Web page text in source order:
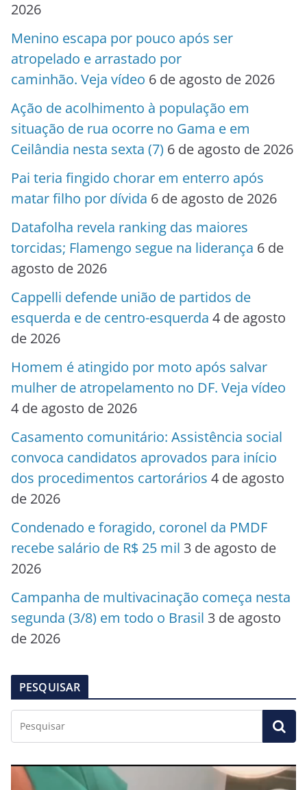
2026
Menino escapa por pouco após ser
atropelado e arrastado por
caminhão. Veja vídeo 6 de agosto de 2026
Ação de acolhimento à população em
situação de rua ocorre no Gama e em
Ceilândia nesta sexta (7) 6 de agosto de 2026
Pai teria fingido chorar em enterro após
matar filho por dívida 6 de agosto de 2026
Datafolha revela ranking das maiores
torcidas; Flamengo segue na liderança 6 de
agosto de 2026
Cappelli defende união de partidos de
esquerda e de centro-esquerda 4 de agosto
de 2026
Homem é atingido por moto após salvar
mulher de atropelamento no DF. Veja vídeo
4 de agosto de 2026
Casamento comunitário: Assistência social
convoca candidatos aprovados para início
dos procedimentos cartorários 4 de agosto
de 2026
Condenado e foragido, coronel da PMDF
recebe salário de R$ 25 mil 3 de agosto de
2026
Campanha de multivacinação começa nesta
segunda (3/8) em todo o Brasil 3 de agosto
de 2026
PESQUISAR